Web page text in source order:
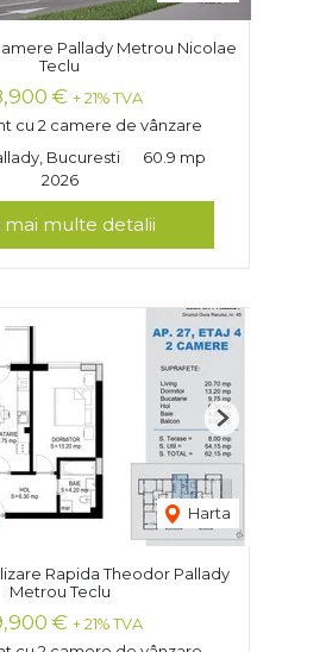
Pallady Metrou Nicolae
Teclu
€ + 21% TVA
cu 2 camere de vânzare
Bucuresti
60.9 mp
2026
mai multe detalii
Harta
Next
Rapida Theodor Pallady
Metrou Teclu
€ + 21% TVA